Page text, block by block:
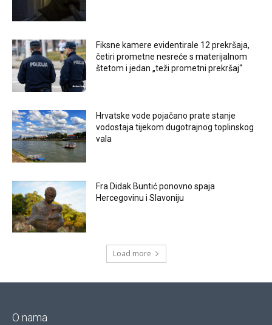
Fiksne kamere evidentirale 12 prekršaja,
četiri prometne nesreće s materijalnom
štetom i jedan „teži prometni prekršaj“
Hrvatske vode pojačano prate stanje
vodostaja tijekom dugotrajnog toplinskog
vala
Fra Didak Buntić ponovno spaja
Hercegovinu i Slavoniju
Load more
O nama